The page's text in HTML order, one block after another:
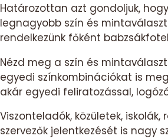
Határozottan azt gondoljuk,
legnagyobb szín és
rendelkezünk főként
Nézd meg a szín és
egyedi színkombinációkat is
akár egyedi feliratozással,
Viszonteladók, közületek, iskolák,
szervezők jelentkezését is nagy